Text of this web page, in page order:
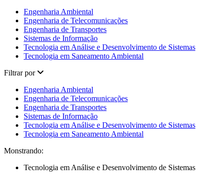
Engenharia Ambiental
Engenharia de Telecomunicações
Engenharia de Transportes
Sistemas de Informação
Tecnologia em Análise e Desenvolvimento de Sistemas
Tecnologia em Saneamento Ambiental
Filtrar por
Engenharia Ambiental
Engenharia de Telecomunicações
Engenharia de Transportes
Sistemas de Informação
Tecnologia em Análise e Desenvolvimento de Sistemas
Tecnologia em Saneamento Ambiental
Monstrando:
Tecnologia em Análise e Desenvolvimento de Sistemas